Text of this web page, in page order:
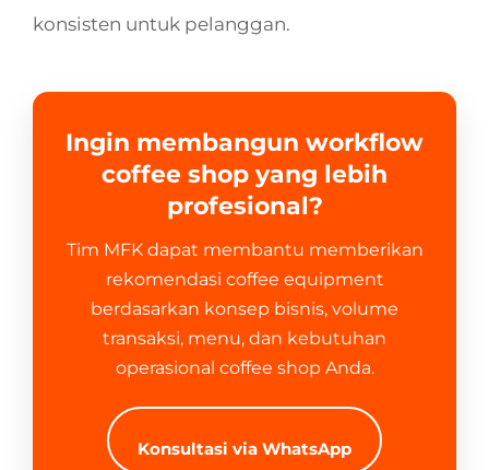
konsisten untuk pelanggan.
Ingin membangun workflow
coffee shop yang lebih
profesional?
Tim MFK dapat membantu memberikan
rekomendasi coffee equipment
berdasarkan konsep bisnis, volume
transaksi, menu, dan kebutuhan
operasional coffee shop Anda.
Konsultasi via WhatsApp